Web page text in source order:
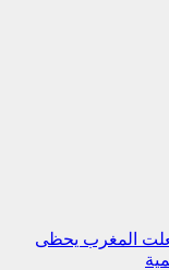
المغرب يحظى